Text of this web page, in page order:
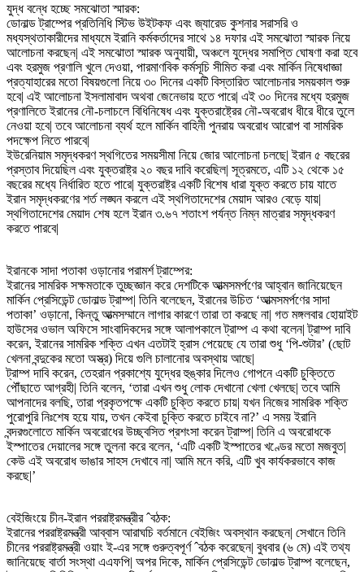
যুদ্ধ বন্ধে হচ্ছে সমঝোতা স্মারক:
ডোনাল্ড ট্রাম্পের প্রতিনিধি স্টিভ উইটকফ এবং জ্যারেড কুশনার সরাসরি ও
মধ্যস্থতাকারীদের মাধ্যমে ইরানি কর্মকর্তাদের সাথে ১৪ দফার এই সমঝোতা স্মারক নিয়ে
আলোচনা করছেন| এই সমঝোতা স্মারক অনুযায়ী, অঞ্চলে যুদ্ধের সমাপ্তি ঘোষণা করা হবে
এবং হরমুজ প্রণালি খুলে দেওয়া, পারমাণবিক কর্মসূচি সীমিত করা এবং মার্কিন নিষেধাজ্ঞা
প্রত্যাহারের মতো বিষয়গুলো নিয়ে ৩০ দিনের একটি বিস্তারিত আলোচনার সময়কাল শুরু
হবে| এই আলোচনা ইসলামাবাদ অথবা জেনেভায় হতে পারে| এই ৩০ দিনের মধ্যে হরমুজ
প্রণালিতে ইরানের নৌ-চলাচলে বিধিনিষেধ এবং যুক্তরাষ্ট্রের নৌ-অবরোধ ধীরে ধীরে তুলে
নেওয়া হবে| তবে আলোচনা ব্যর্থ হলে মার্কিন বাহিনী পুনরায় অবরোধ আরোপ বা সামরিক
পদক্ষেপ নিতে পারবে|
ইউরেনিয়াম সমৃদ্ধকরণ স্থগিতের সময়সীমা নিয়ে জোর আলোচনা চলছে| ইরান ৫ বছরের
প্রস্তাব দিয়েছিল এবং যুক্তরাষ্ট্র ২০ বছর দাবি করেছিল| সূত্রমতে, এটি ১২ থেকে ১৫
বছরের মধ্যে নির্ধারিত হতে পারে| যুক্তরাষ্ট্র একটি বিশেষ ধারা যুক্ত করতে চায় যাতে
ইরান সমৃদ্ধকরণের শর্ত লঙ্ঘন করলে এই স্থগিতাদেশের মেয়াদ আরও বেড়ে যায়|
স্থগিতাদেশের মেয়াদ শেষ হলে ইরান ৩.৬৭ শতাংশ পর্যন্ত নিম্ন মাত্রার সমৃদ্ধকরণ
করতে পারবে|
ইরানকে সাদা পতাকা ওড়ানোর পরামর্শ ট্রাম্পের:
ইরানের সামরিক সক্ষমতাকে তুচ্ছজ্ঞান করে দেশটিকে আত্মসমর্পণের আহ্বান জানিয়েছেন
মার্কিন প্রেসিডেন্ট ডোনাল্ড ট্রাম্প| তিনি বলেছেন, ইরানের উচিত ‘আত্মসমর্পণের সাদা
পতাকা’ ওড়ানো, কিন্তু আত্মসম্মানে লাগার কারণে তারা তা করছে না| গত মঙ্গলবার হোয়াইট
হাউসের ওভাল অফিসে সাংবাদিকদের সঙ্গে আলাপকালে ট্রাম্প এ কথা বলেন| ট্রাম্প দাবি
করেন, ইরানের সামরিক শক্তি এখন এতটাই হ্রাস পেয়েছে যে তারা শুধু ‘পি-শুটার’ (ছোট
খেলনা বন্দুকের মতো অস্ত্র) দিয়ে গুলি চালানোর অবস্থায় আছে|
ট্রাম্প দাবি করেন, তেহরান প্রকাশ্যে যুদ্ধের হুঙ্কার দিলেও গোপনে একটি চুক্তিতে
পৌঁছাতে আগ্রহী| তিনি বলেন, ‘তারা এখন শুধু লোক দেখানো খেলা খেলছে| তবে আমি
আপনাদের বলছি, তারা প্রকৃতপক্ষে একটি চুক্তি করতে চায়| যখন নিজের সামরিক শক্তি
পুরোপুরি নিঃশেষ হয়ে যায়, তখন কেইবা চুক্তি করতে চাইবে না?’ এ সময় ইরানি
বন্দরগুলোতে মার্কিন অবরোধের উচ্ছ্বসিত প্রশংসা করেন ট্রাম্প| তিনি এ অবরোধকে
ইস্পাতের দেয়ালের সঙ্গে তুলনা করে বলেন, ‘এটি একটি ইস্পাতের খণ্ডের মতো মজবুত|
কেউ এই অবরোধ ভাঙার সাহস দেখাবে না| আমি মনে করি, এটি খুব কার্যকরভাবে কাজ
করছে|’
বেইজিংয়ে চীন-ইরান পররাষ্ট্রমন্ত্রীর ˆবঠক:
ইরানের পররাষ্ট্রমন্ত্রী আব্বাস আরাঘচি বর্তমানে বেইজিং অবস্থান করছেন| সেখানে তিনি
চীনের পররাষ্ট্রমন্ত্রী ওয়াং ই-এর সঙ্গে গুরুত্বপূর্ণ ˆবঠক করেছেন| বুধবার (৬ মে) এই তথ্য
জানিয়েছে বার্তা সংস্থা এএফপি| অপর দিকে, মার্কিন প্রেসিডেন্ট ডোনাল্ড ট্রাম্প বলেছেন,